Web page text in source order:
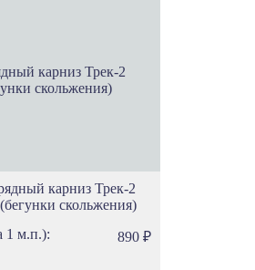
карниз Трек-2
скольжения)
1 м.п.):
890 ₽